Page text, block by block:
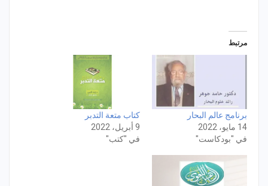
مرتبط
برنامج عالم البحار
14 مايو، 2022
في "بودكاست"
كتاب متعة التدبر
9 أبريل، 2022
في "كتب"